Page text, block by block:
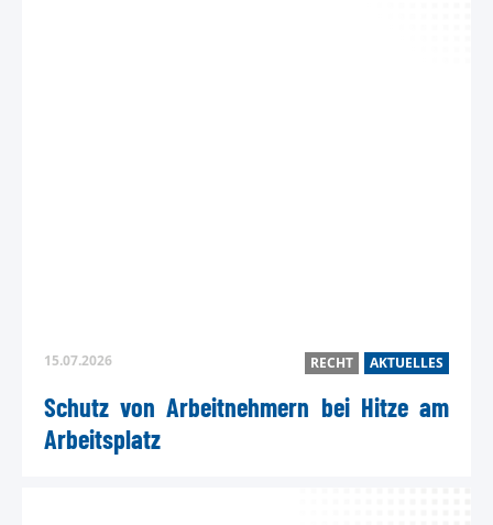
15.07.2026 RECHT AKTUELLES
Schutz von Arbeitnehmern bei Hitze am
Arbeitsplatz